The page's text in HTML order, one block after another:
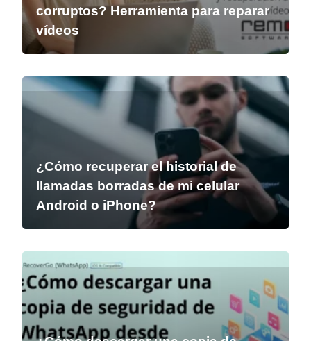
corruptos? Herramienta para reparar
vídeos
¿Cómo recuperar el historial de
llamadas borradas de mi celular
Android o iPhone?